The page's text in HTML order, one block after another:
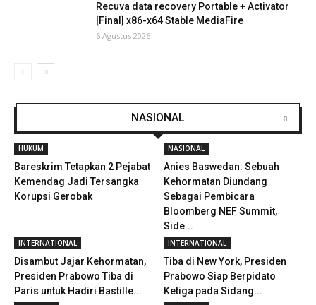
Recuva data recovery Portable + Activator
[Final] x86-x64 Stable MediaFire
6 Agustus 2026
NASIONAL
HUKUM
Bareskrim Tetapkan 2 Pejabat
Kemendag Jadi Tersangka
Korupsi Gerobak
NASIONAL
Anies Baswedan: Sebuah
Kehormatan Diundang
Sebagai Pembicara
Bloomberg NEF Summit,
Side...
INTERNATIONAL
Disambut Jajar Kehormatan,
Presiden Prabowo Tiba di
Paris untuk Hadiri Bastille...
INTERNATIONAL
Tiba di New York, Presiden
Prabowo Siap Berpidato
Ketiga pada Sidang...